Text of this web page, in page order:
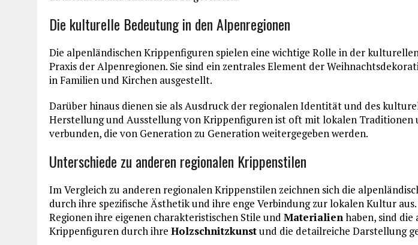
Die kulturelle Bedeutung in den Alpenregionen
Die alpenländischen Krippenfiguren spielen eine wichtige Rolle in der
Praxis der Alpenregionen. Sie sind ein zentrales Element der
in Familien und Kirchen ausgestellt.
Darüber hinaus dienen sie als Ausdruck der regionalen Identität und des
Herstellung und Ausstellung von Krippenfiguren ist oft mit lokalen Traditionen
verbunden, die von Generation zu Generation weitergegeben werden.
Unterschiede zu anderen regionalen Krippenstilen
Im Vergleich zu anderen regionalen Krippenstilen zeichnen sich die
durch ihre spezifische Ästhetik und ihre enge Verbindung zur lokalen Kultur
Regionen ihre eigenen charakteristischen Stile und Materialienhaben, sind
Krippenfiguren durch ihre Holzschnitzkunstund die detailreiche Darstellung